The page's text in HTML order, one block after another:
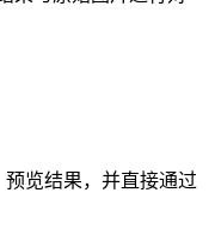
预览结果，并直接通过